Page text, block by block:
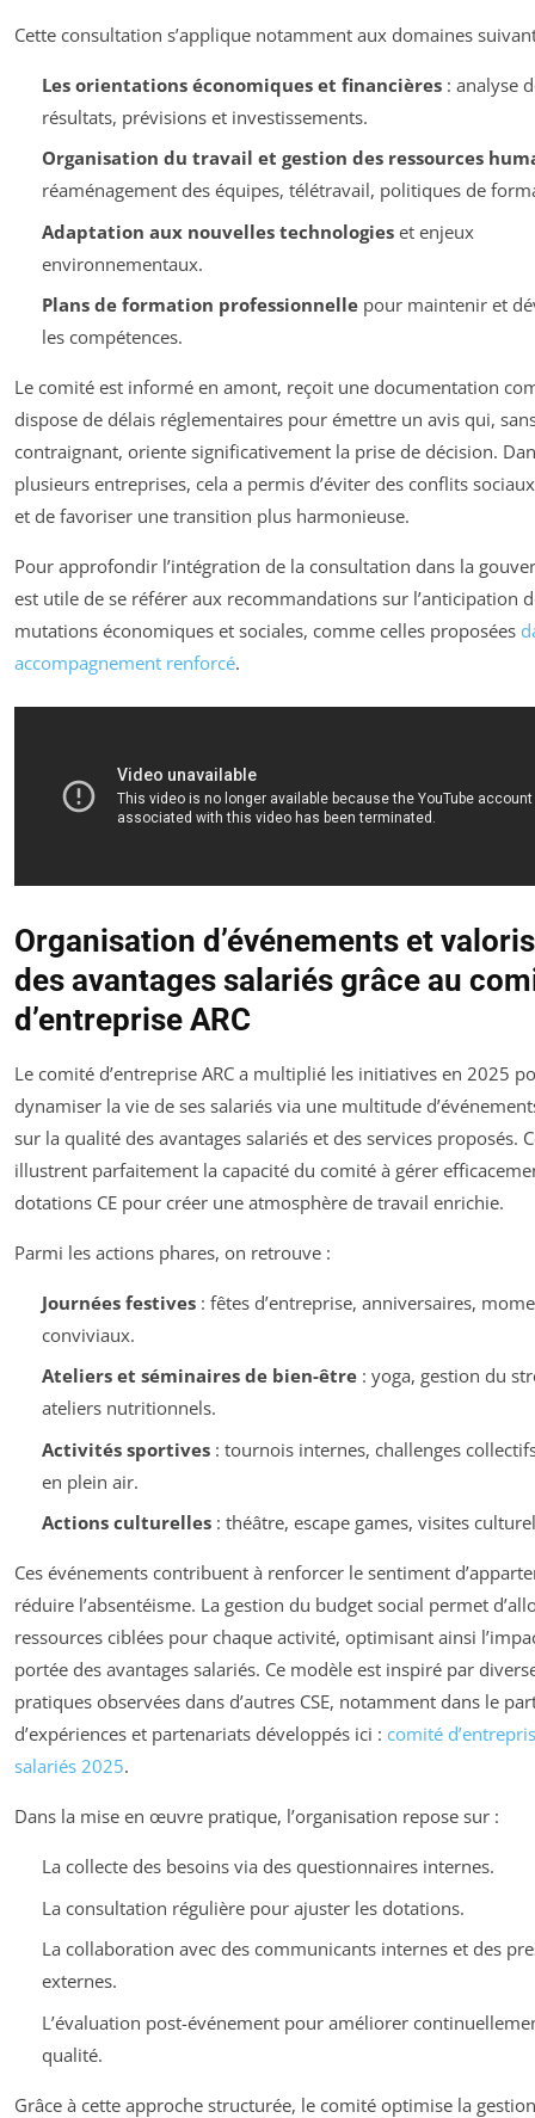
Cette consultation s’applique notamment aux domaines
Les orientations économiques et financières: analyse
résultats, prévisions et investissements.
Organisation du travail et gestion des ressources
réaménagement des équipes, télétravail, politiques de
Adaptation aux nouvelles technologieset enjeux
environnementaux.
Plans de formation professionnellepour maintenir et
les compétences.
Le comité est informé en amont, reçoit une documentation
dispose de délais réglementaires pour émettre un avis qui,
contraignant, oriente significativement la prise de décision.
plusieurs entreprises, cela a permis d’éviter des conflits
et de favoriser une transition plus harmonieuse.
Pour approfondir l’intégration de la consultation dans la
est utile de se référer aux recommandations sur l’anticipation
mutations économiques et sociales, comme celles proposées
accompagnement renforcé.
Organisation d’événements et
des avantages salariés grâce au
d’entreprise ARC
Le comité d’entreprise ARC a multiplié les initiatives en 2025
dynamiser la vie de ses salariés via une multitude
sur la qualité des avantages salariés et des services proposés.
illustrent parfaitement la capacité du comité à gérer
dotations CE pour créer une atmosphère de travail enrichie.
Parmi les actions phares, on retrouve :
Journées festives: fêtes d’entreprise, anniversaires,
conviviaux.
Ateliers et séminaires de bien-être: yoga, gestion du
ateliers nutritionnels.
Activités sportives: tournois internes, challenges
en plein air.
Actions culturelles: théâtre, escape games, visites
Ces événements contribuent à renforcer le sentiment
réduire l’absentéisme. La gestion du budget social permet
ressources ciblées pour chaque activité, optimisant ainsi
portée des avantages salariés. Ce modèle est inspiré par
pratiques observées dans d’autres CSE, notamment dans le
d’expériences et partenariats développés ici : comité
salariés 2025.
Dans la mise en œuvre pratique, l’organisation repose sur :
La collecte des besoins via des questionnaires internes.
La consultation régulière pour ajuster les dotations.
La collaboration avec des communicants internes et des
externes.
L’évaluation post-événement pour améliorer
qualité.
Grâce à cette approche structurée, le comité optimise la gestion